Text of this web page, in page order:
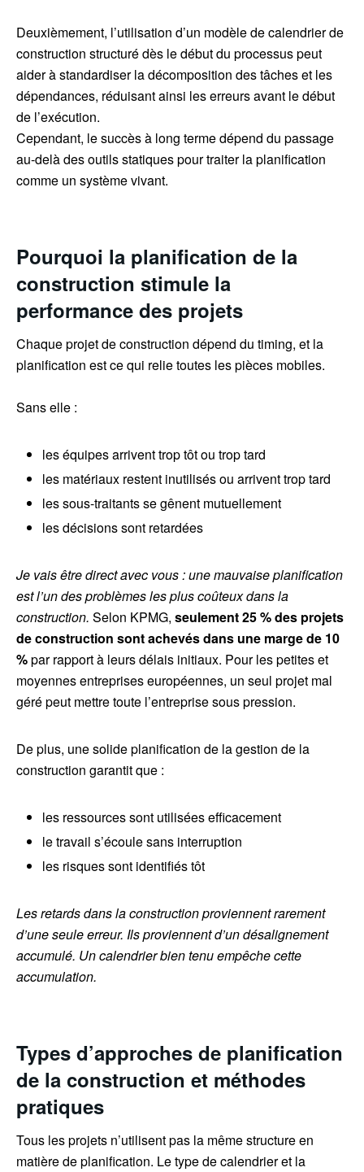
Deuxièmement, l’utilisation d’un modèle de calendrier de
construction structuré dès le début du processus peut
aider à standardiser la décomposition des tâches et les
dépendances, réduisant ainsi les erreurs avant le début
de l’exécution.
Cependant, le succès à long terme dépend du passage
au-delà des outils statiques pour traiter la planification
comme un système vivant.
Pourquoi la planification de la
construction stimule la
performance des projets
Chaque projet de construction dépend du timing, et la
planification est ce qui relie toutes les pièces mobiles.
Sans elle :
les équipes arrivent trop tôt ou trop tard
les matériaux restent inutilisés ou arrivent trop tard
les sous-traitants se gênent mutuellement
les décisions sont retardées
Je vais être direct avec vous : une mauvaise planification
est l’un des problèmes les plus coûteux dans la
construction. Selon KPMG, seulement 25 % des projets
de construction sont achevés dans une marge de 10
%par rapport à leurs délais initiaux. Pour les petites et
moyennes entreprises européennes, un seul projet mal
géré peut mettre toute l’entreprise sous pression.
De plus, une solide planification de la gestion de la
construction garantit que :
les ressources sont utilisées efficacement
le travail s’écoule sans interruption
les risques sont identifiés tôt
Les retards dans la construction proviennent rarement
d’une seule erreur. Ils proviennent d’un désalignement
accumulé. Un calendrier bien tenu empêche cette
accumulation.
Types d’approches de planification
de la construction et méthodes
pratiques
Tous les projets n’utilisent pas la même structure en
matière de planification. Le type de calendrier et la